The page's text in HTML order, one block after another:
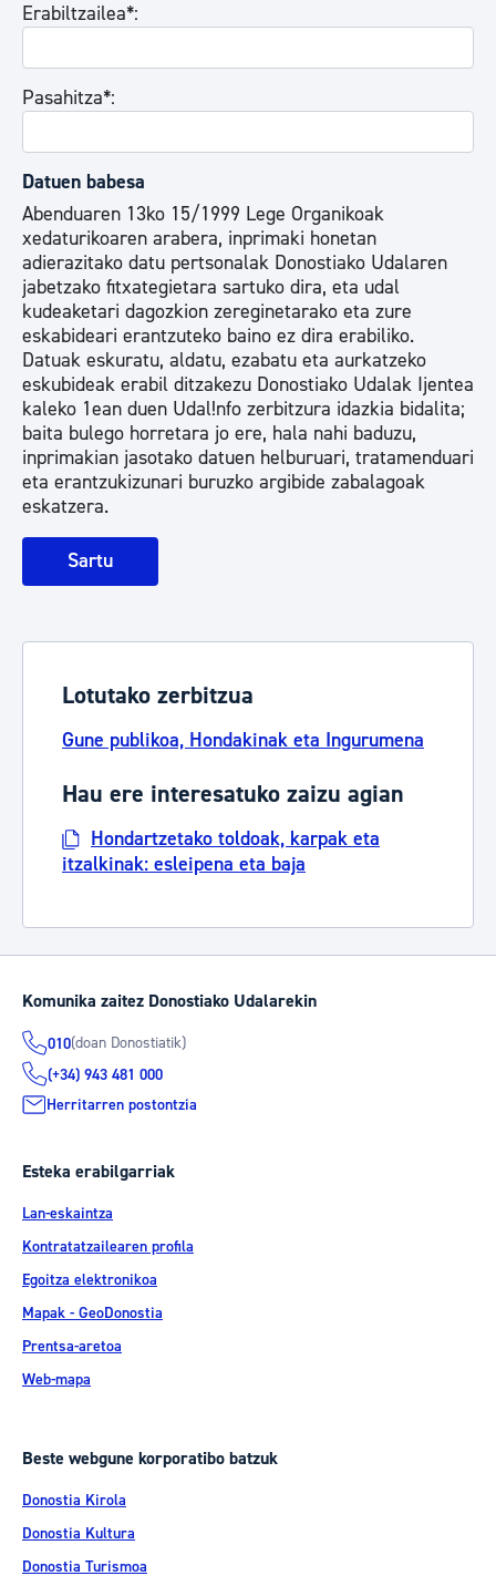
Erabiltzailea*:
Pasahitza*:
Datuen babesa
Abenduaren 13ko 15/1999 Lege Organikoak
xedaturikoaren arabera, inprimaki honetan
adierazitako datu pertsonalak Donostiako Udalaren
jabetzako fitxategietara sartuko dira, eta udal
kudeaketari dagozkion zereginetarako eta zure
eskabideari erantzuteko baino ez dira erabiliko.
Datuak eskuratu, aldatu, ezabatu eta aurkatzeko
eskubideak erabil ditzakezu Donostiako Udalak Ijentea
kaleko 1ean duen Udal!nfo zerbitzura idazkia bidalita;
baita bulego horretara jo ere, hala nahi baduzu,
inprimakian jasotako datuen helburuari, tratamenduari
eta erantzukizunari buruzko argibide zabalagoak
eskatzera.
Lotutako zerbitzua
Gune publikoa, Hondakinak eta Ingurumena
Hau ere interesatuko zaizu agian
Hondartzetako toldoak, karpak eta
itzalkinak: esleipena eta baja
Komunika zaitez Donostiako Udalarekin
010(doan Donostiatik)
(+34) 943 481 000
Herritarren postontzia
Esteka erabilgarriak
Lan-eskaintza
Kontratatzailearen profila
Egoitza elektronikoa
Mapak - GeoDonostia
Prentsa-aretoa
Web-mapa
Beste webgune korporatibo batzuk
Donostia Kirola
Donostia Kultura
Donostia Turismoa